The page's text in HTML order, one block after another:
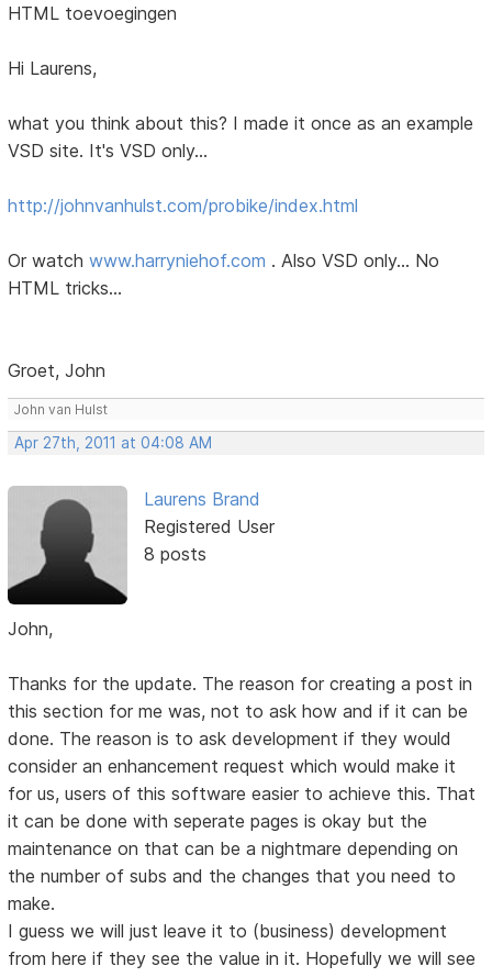
HTML toevoegingen
Hi Laurens,
what you think about this? I made it once as an example
VSD site. It's VSD only...
http://johnvanhulst.com/probike/index.html
Or watchwww.harryniehof.com . Also VSD only... No
HTML tricks...
Groet, John
John van Hulst
Apr 27th, 2011 at 04:08 AM
Laurens Brand
Registered User
8 posts
John,
Thanks for the update. The reason for creating a post in
this section for me was, not to ask how and if it can be
done. The reason is to ask development if they would
consider an enhancement request which would make it
for us, users of this software easier to achieve this. That
it can be done with seperate pages is okay but the
maintenance on that can be a nightmare depending on
the number of subs and the changes that you need to
make.
I guess we will just leave it to (business) development
from here if they see the value in it. Hopefully we will see